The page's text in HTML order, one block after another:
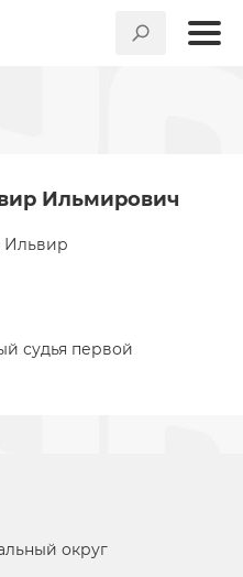
Ильмирович
судья первой
округ